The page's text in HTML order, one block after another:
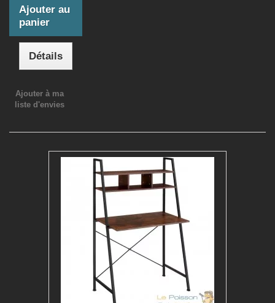
Ajouter au
panier
Détails
Ajouter à ma
liste d'envies